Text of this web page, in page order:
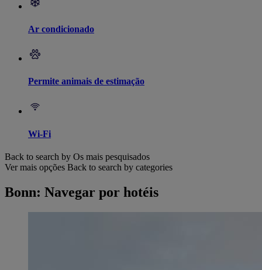
Ar condicionado
Permite animais de estimação
Wi-Fi
Back to search by Os mais pesquisados
Ver mais opções Back to search by categories
Bonn: Navegar por hotéis